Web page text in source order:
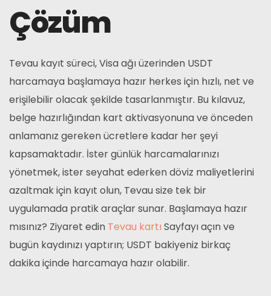
Çözüm
Tevau kayıt süreci, Visa ağı üzerinden USDT
harcamaya başlamaya hazır herkes için hızlı, net ve
erişilebilir olacak şekilde tasarlanmıştır. Bu kılavuz,
belge hazırlığından kart aktivasyonuna ve önceden
anlamanız gereken ücretlere kadar her şeyi
kapsamaktadır. İster günlük harcamalarınızı
yönetmek, ister seyahat ederken döviz maliyetlerini
azaltmak için kayıt olun, Tevau size tek bir
uygulamada pratik araçlar sunar. Başlamaya hazır
mısınız? Ziyaret edin Tevau kartı Sayfayı açın ve
bugün kaydınızı yaptırın; USDT bakiyeniz birkaç
dakika içinde harcamaya hazır olabilir.